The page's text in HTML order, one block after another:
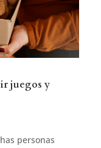
juegos y
personas